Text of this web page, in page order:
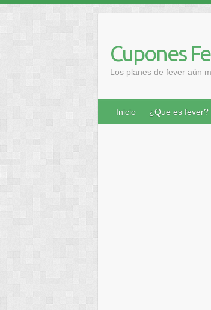
contenido
Cupones
Los planes de fever aún
Inicio ¿Que es fever?